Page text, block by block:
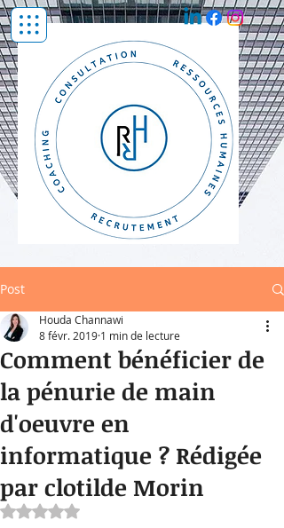
Post
Comment bénéficier de
la pénurie de main
d'oeuvre en
informatique ? Rédigée
par clotilde Morin
Houda Channawi
8 févr. 2019 1 min de lecture
Noté NaN étoiles sur 5.